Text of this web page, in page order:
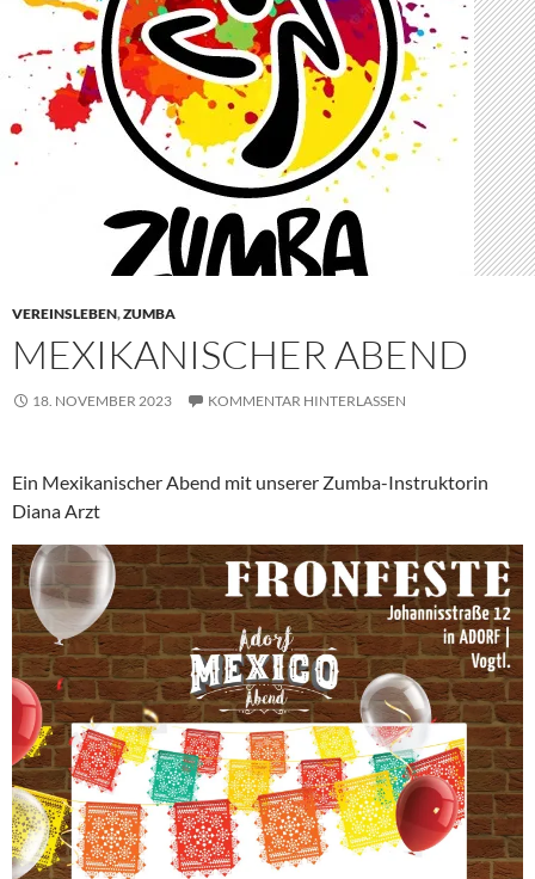
VEREINSLEBEN,ZUMBA
MEXIKANISCHER ABEND
18. NOVEMBER 2023 KOMMENTAR HINTERLASSEN
Ein Mexikanischer Abend mit unserer Zumba-Instruktorin
Diana Arzt